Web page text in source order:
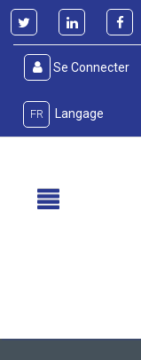
Se Connecter
FR Langage